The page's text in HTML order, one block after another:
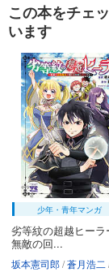
この本をチェ
います
少年・青年マンガ
劣等紋の超越ヒーラ
無敵の回...
坂本憲司郎 蒼月浩二